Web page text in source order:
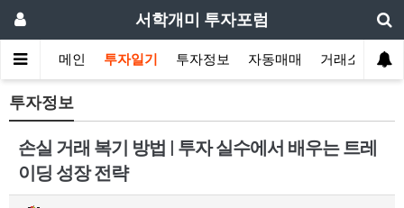
서학개미 투자포럼
메인 투자일기 투자정보 자동매매 거래소
투자정보
손실 거래 복기 방법 | 투자 실수에서 배우는 트레
이딩 성장 전략